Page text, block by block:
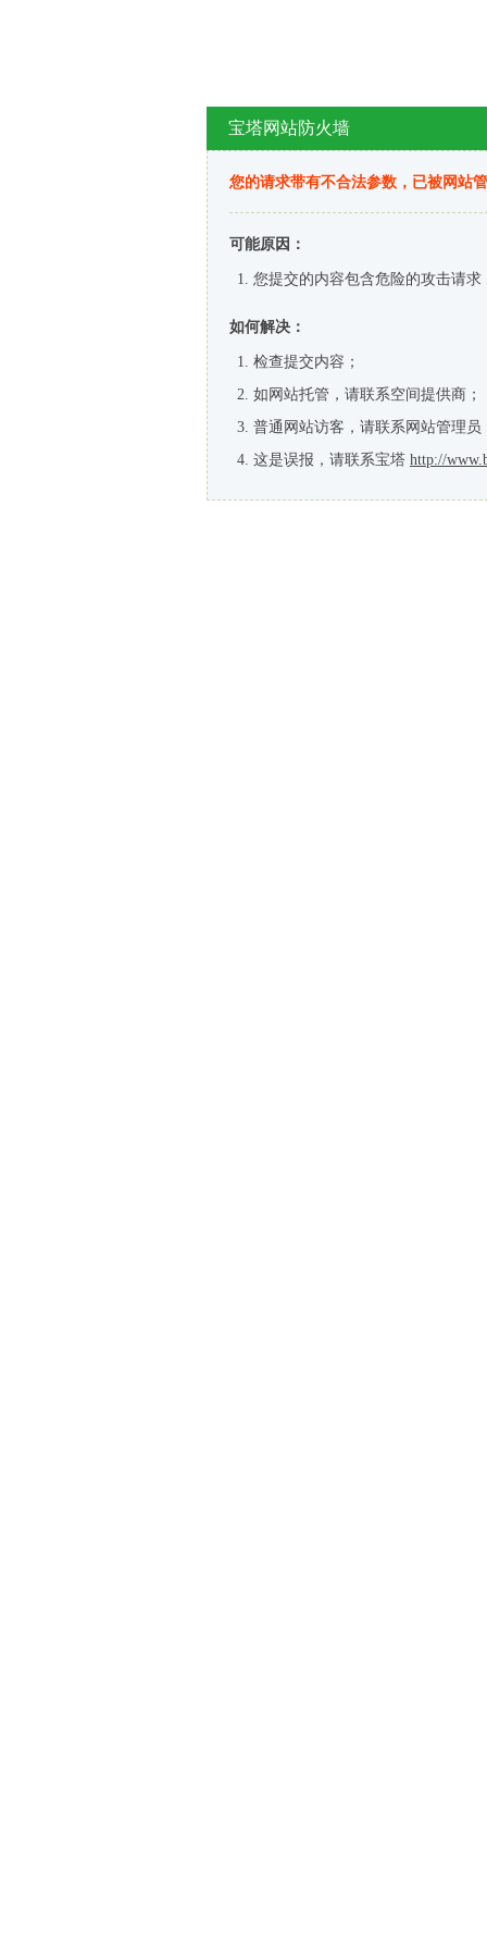
宝塔网站防火墙
您的请求带有不合法参数，已被网站
可能原因：
您提交的内容包含危险的攻击请求
如何解决：
检查提交内容；
如网站托管，请联系空间提供商；
普通网站访客，请联系网站管理员
这是误报，请联系宝塔 http://